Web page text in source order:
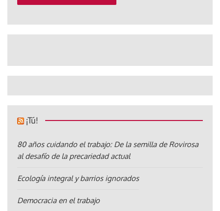
¡Tú!
80 años cuidando el trabajo: De la semilla de Rovirosa
al desafío de la precariedad actual
Ecología integral y barrios ignorados
Democracia en el trabajo